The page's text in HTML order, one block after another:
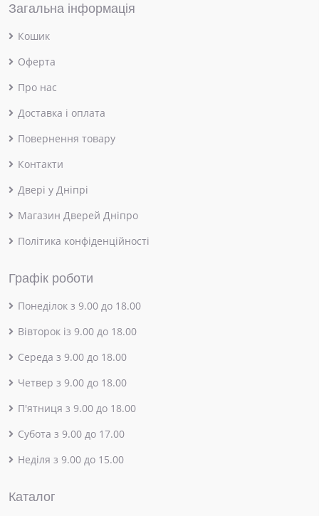
Загальна інформація
Кошик
Оферта
Про нас
Доставка і оплата
Повернення товару
Контакти
Двері у Дніпрі
Магазин Дверей Дніпро
Політика конфіденційності
Графік роботи
Понеділок з 9.00 до 18.00
Вівторок із 9.00 до 18.00
Середа з 9.00 до 18.00
Четвер з 9.00 до 18.00
П'ятниця з 9.00 до 18.00
Субота з 9.00 до 17.00
Неділя з 9.00 до 15.00
Каталог